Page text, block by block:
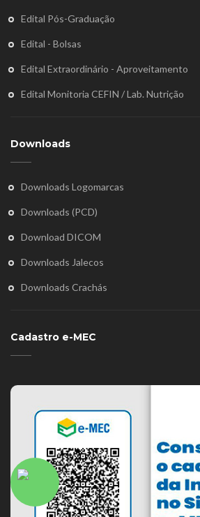
Edital Pós-Graduação
Edital - Bolsas
Edital Extraordinário - Aproveitamento
Edital Monitoria CEFIN / Lab. Nutrição
Downloads
Downloads Logomarcas
Downloads (PCD)
Download DICOM
Downloads Jalecos
Downloads Crachás
Cadastro e-MEC